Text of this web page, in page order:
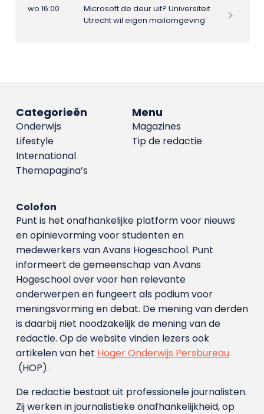
wo 16:00
Microsoft de deur uit? Universiteit
Utrecht wil eigen mailomgeving
Menu
Magazines
Tip de redactie
Categorieën
Onderwijs
Lifestyle
International
Themapagina’s
Colofon
Punt is het onafhankelijke platform voor nieuws
en opinievorming voor studenten en
medewerkers van Avans Hoge­school. Punt
informeert de gemeenschap van Avans
Hogeschool over voor hen relevante
onderwerpen en fungeert als podium voor
meningsvorming en debat. De mening van derden
is daarbij niet noodzakelijk de mening van de
redactie. Op de website vinden lezers ook
artikelen van het Hoger Onderwijs Persbureau
(HOP).
De redactie bestaat uit professionele journalisten.
Zij werken in journalistieke onafhankelijkheid, op